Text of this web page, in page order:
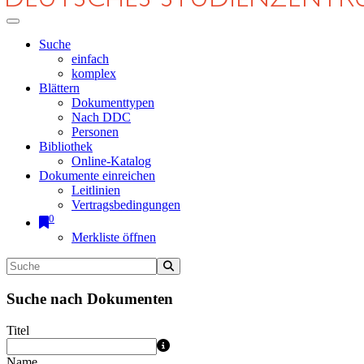
Suche
einfach
komplex
Blättern
Dokumenttypen
Nach DDC
Personen
Bibliothek
Online-Katalog
Dokumente einreichen
Leitlinien
Vertragsbedingungen
0
Merkliste öffnen
Suche nach Dokumenten
Titel